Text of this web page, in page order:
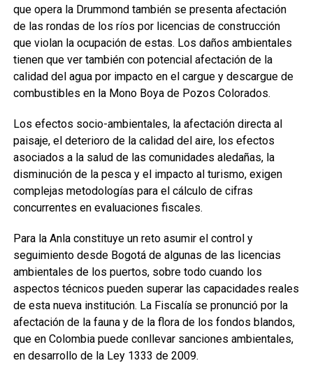
que opera la Drummond también se presenta afectación
de las rondas de los ríos por licencias de construcción
que violan la ocupación de estas. Los daños ambientales
tienen que ver también con potencial afectación de la
calidad del agua por impacto en el cargue y descargue de
combustibles en la Mono Boya de Pozos Colorados.
Los efectos socio-ambientales, la afectación directa al
paisaje, el deterioro de la calidad del aire, los efectos
asociados a la salud de las comunidades aledañas, la
disminución de la pesca y el impacto al turismo, exigen
complejas metodologías para el cálculo de cifras
concurrentes en evaluaciones fiscales.
Para la Anla constituye un reto asumir el control y
seguimiento desde Bogotá de algunas de las licencias
ambientales de los puertos, sobre todo cuando los
aspectos técnicos pueden superar las capacidades reales
de esta nueva institución. La Fiscalía se pronunció por la
afectación de la fauna y de la flora de los fondos blandos,
que en Colombia puede conllevar sanciones ambientales,
en desarrollo de la Ley 1333 de 2009.